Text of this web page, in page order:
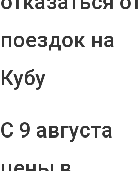
поездок на
Кубу
С 9 августа